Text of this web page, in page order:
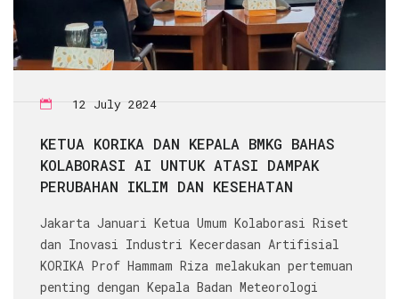
12 July 2024
KETUA KORIKA DAN KEPALA BMKG BAHAS
KOLABORASI AI UNTUK ATASI DAMPAK
PERUBAHAN IKLIM DAN KESEHATAN
Jakarta Januari Ketua Umum Kolaborasi Riset
dan Inovasi Industri Kecerdasan Artifisial
KORIKA Prof Hammam Riza melakukan pertemuan
penting dengan Kepala Badan Meteorologi